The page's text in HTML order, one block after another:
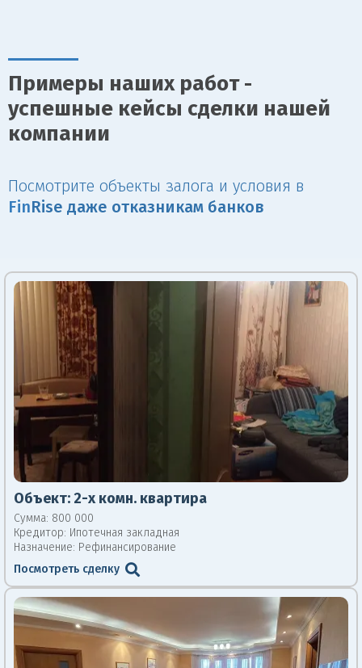
Примеры наших работ -
успешные кейсы сделки нашей
компании
Посмотрите объекты залога и условия в
Fin Rise даже отказникам банков
Объект: 2-х комн. квартира
Сумма: 800 000
Кредитор: Ипотечная закладная
Назначение: Рефинансирование
Посмотреть сделку